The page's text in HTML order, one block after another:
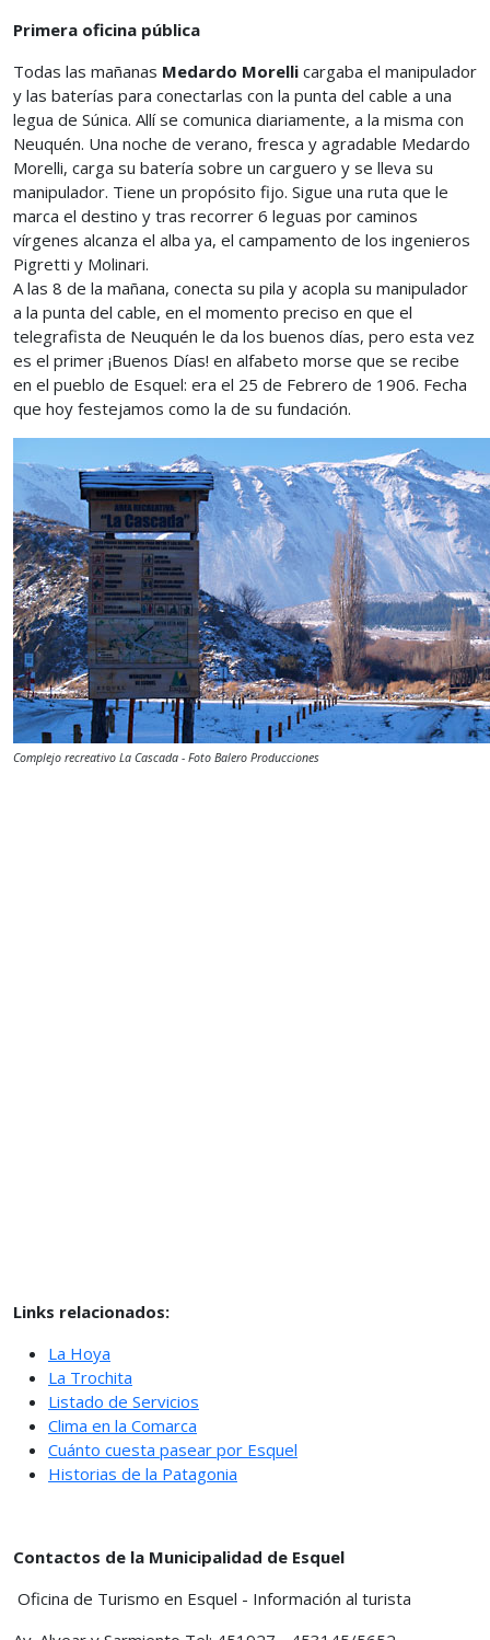
Primera oficina pública
Todas las mañanas Medardo Morelli cargaba el manipulador
y las baterías para conectarlas con la punta del cable a una
legua de Súnica. Allí se comunica diariamente, a la misma con
Neuquén. Una noche de verano, fresca y agradable Medardo
Morelli, carga su batería sobre un carguero y se lleva su
manipulador. Tiene un propósito fijo. Sigue una ruta que le
marca el destino y tras recorrer 6 leguas por caminos
vírgenes alcanza el alba ya, el campamento de los ingenieros
Pigretti y Molinari.
A las 8 de la mañana, conecta su pila y acopla su manipulador
a la punta del cable, en el momento preciso en que el
telegrafista de Neuquén le da los buenos días, pero esta vez
es el primer ¡Buenos Días! en alfabeto morse que se recibe
en el pueblo de Esquel: era el 25 de Febrero de 1906. Fecha
que hoy festejamos como la de su fundación.
Complejo recreativo La Cascada - Foto Balero Producciones
Links relacionados:
La Hoya
La Trochita
Listado de Servicios
Clima en la Comarca
Cuánto cuesta pasear por Esquel
Historias de la Patagonia
Contactos de la Municipalidad de Esquel
Oficina de Turismo en Esquel - Información al turista